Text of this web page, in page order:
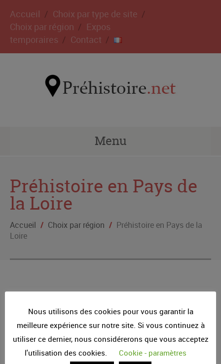
Accueil
Choix par type de site
Choix par région
Expos
temporaires
Contact
Menu
Préhistoire en Pays de
la Loire
Accueil / Choix par région / Préhistoire en Pays de la
Loire
Nous utilisons des cookies pour vous garantir la
meilleure expérience sur notre site. Si vous continuez à
utiliser ce dernier, nous considérerons que vous acceptez
l'utilisation des cookies.
Cookie - paramètres